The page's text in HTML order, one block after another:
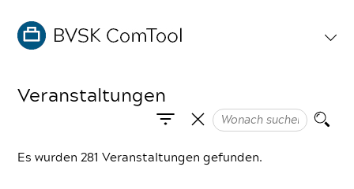
Veranstaltungen
Es wurden 281 Veranstaltungen gefunden.